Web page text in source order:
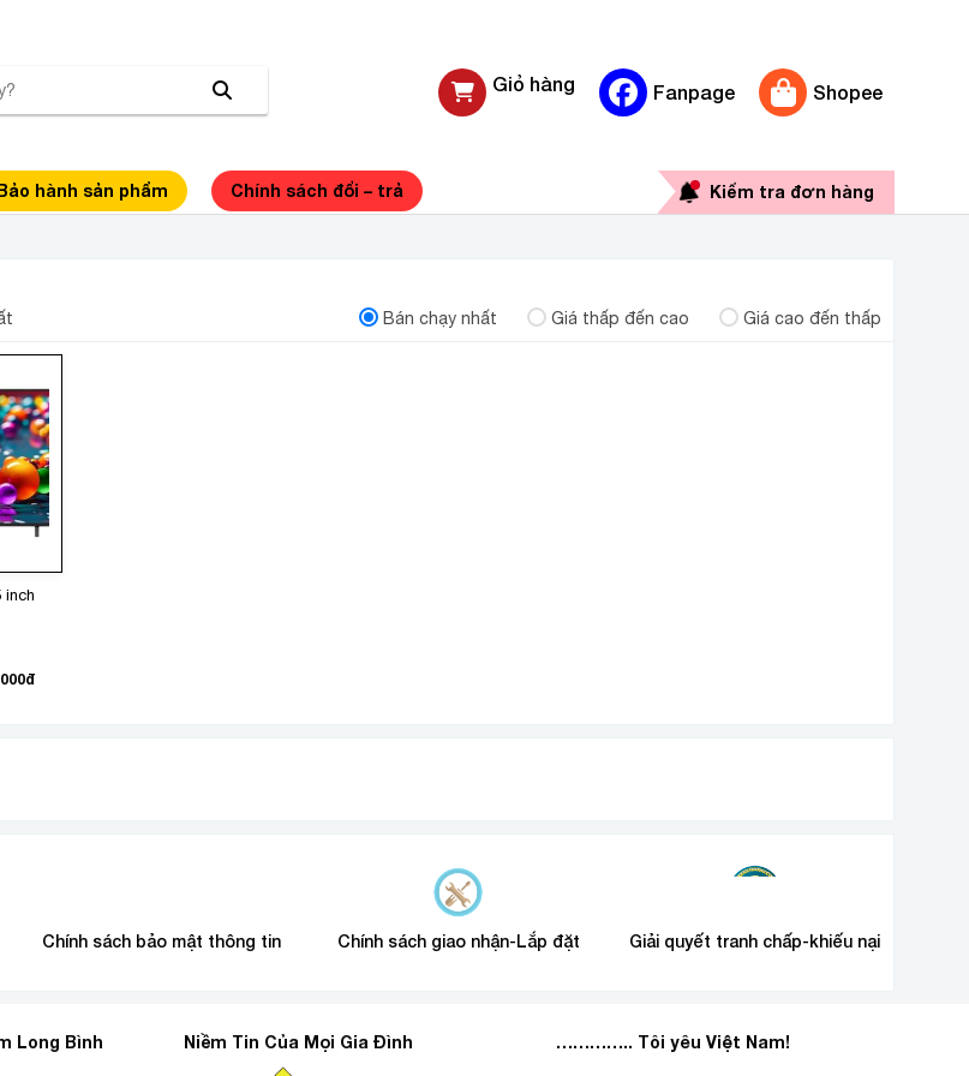
Giỏ hàng Fanpage Shopee
hành sản phẩm Chính sách đổi – trả Kiểm tra đơn hàng
Bán chạy nhất Giá thấp đến cao Giá cao đến thấp
inch
Chính sách bảo mật thông tin Chính sách giao nhận-Lắp đặt Giải quyết tranh chấp-khiếu nại
Long Bình Niềm Tin Của Mọi Gia Đình ………….. Tôi yêu Việt Nam!